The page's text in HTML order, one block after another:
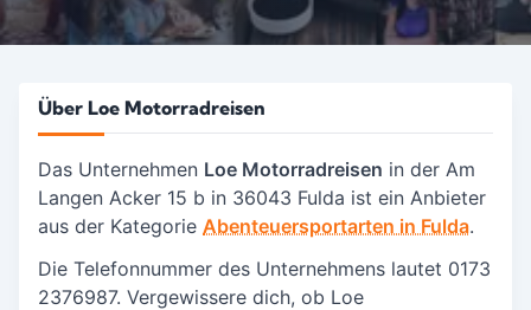
Über Loe Motorradreisen
Das Unternehmen Loe Motorradreisen in der Am
Langen Acker 15 b in 36043 Fulda ist ein Anbieter
aus der Kategorie Abenteuersportarten in Fulda.
Die Telefonnummer des Unternehmens lautet 0173
2376987. Vergewissere dich, ob Loe